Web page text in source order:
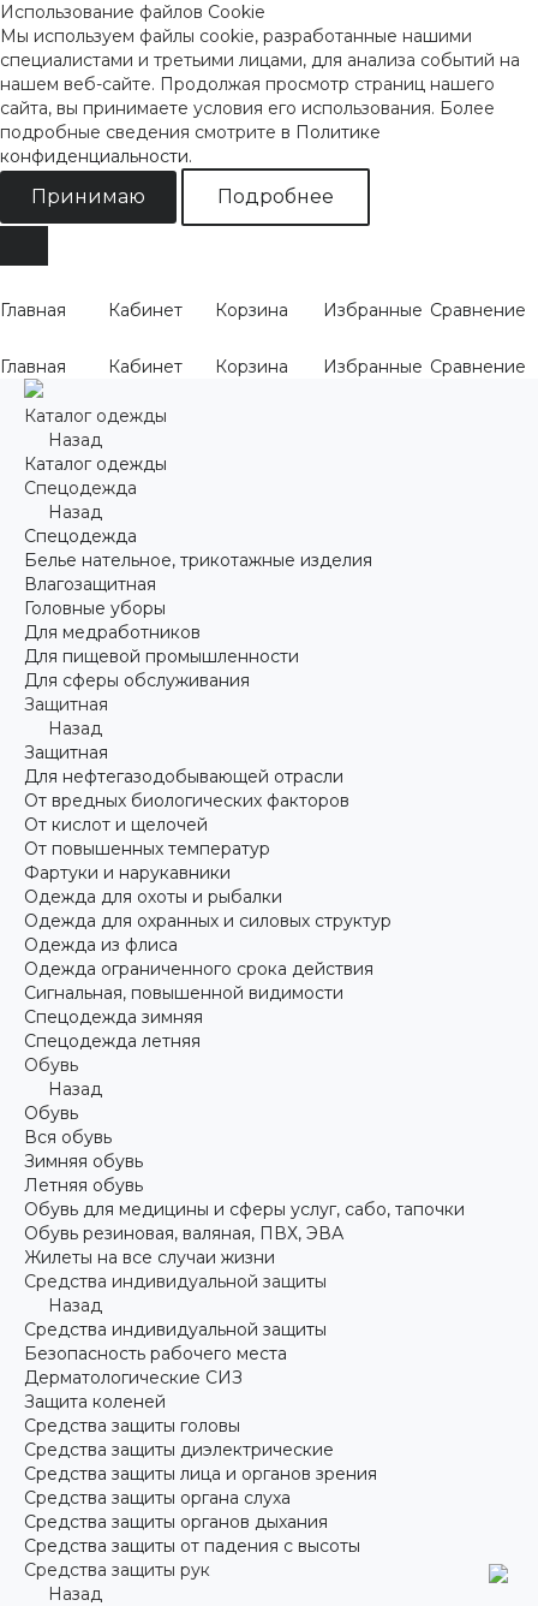
Использование файлов Cookie
Мы используем файлы cookie, разработанные нашими
специалистами и третьими лицами, для анализа событий на
нашем веб-сайте. Продолжая просмотр страниц нашего
сайта, вы принимаете условия его использования. Более
подробные сведения смотрите в Политике
конфиденциальности.
Принимаю Подробнее
Главная Кабинет Корзина Избранные Сравнение
Главная Кабинет Корзина Избранные Сравнение
Каталог одежды
Назад
Каталог одежды
Спецодежда
Назад
Спецодежда
Белье нательное, трикотажные изделия
Влагозащитная
Головные уборы
Для медработников
Для пищевой промышленности
Для сферы обслуживания
Защитная
Назад
Защитная
Для нефтегазодобывающей отрасли
От вредных биологических факторов
От кислот и щелочей
От повышенных температур
Фартуки и нарукавники
Одежда для охоты и рыбалки
Одежда для охранных и силовых структур
Одежда из флиса
Одежда ограниченного срока действия
Сигнальная, повышенной видимости
Спецодежда зимняя
Спецодежда летняя
Обувь
Назад
Обувь
Вся обувь
Зимняя обувь
Летняя обувь
Обувь для медицины и сферы услуг, сабо, тапочки
Обувь резиновая, валяная, ПВХ, ЭВА
Жилеты на все случаи жизни
Средства индивидуальной защиты
Назад
Средства индивидуальной защиты
Безопасность рабочего места
Дерматологические СИЗ
Защита коленей
Средства защиты головы
Средства защиты диэлектрические
Средства защиты лица и органов зрения
Средства защиты органа слуха
Средства защиты органов дыхания
Средства защиты от падения с высоты
Средства защиты рук
Назад